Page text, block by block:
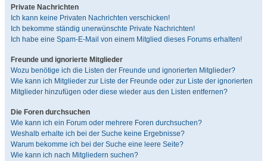
Private Nachrichten
Ich kann keine Privaten Nachrichten verschicken!
Ich bekomme ständig unerwünschte Private Nachrichten!
Ich habe eine Spam-E-Mail von einem Mitglied dieses Forums erhalten!
Freunde und ignorierte Mitglieder
Wozu benötige ich die Listen der Freunde und ignorierten Mitglieder?
Wie kann ich Mitglieder zur Liste der Freunde oder zur Liste der ignorierten
Mitglieder hinzufügen oder diese wieder aus den Listen entfernen?
Die Foren durchsuchen
Wie kann ich ein Forum oder mehrere Foren durchsuchen?
Weshalb erhalte ich bei der Suche keine Ergebnisse?
Warum bekomme ich bei der Suche eine leere Seite?
Wie kann ich nach Mitgliedern suchen?